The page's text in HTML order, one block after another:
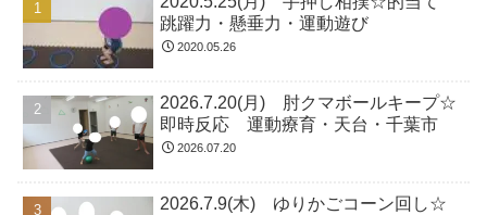
跳躍力・懸垂力・運動遊び
2020.05.26
2026.7.20(月) 肘クマボールキープ☆
即時反応 運動療育・天台・千葉市
2026.07.20
2026.7.9(木) ゆりかごコーン回し☆